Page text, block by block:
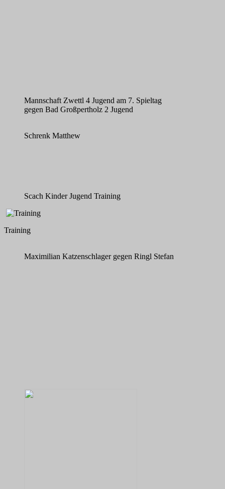
Mannschaft Zwettl 4 Jugend am 7. Spieltag
gegen Bad Großpertholz 2 Jugend
Schrenk Matthew
Scach Kinder Jugend Training
Training
Maximilian Katzenschlager gegen Ringl Stefan